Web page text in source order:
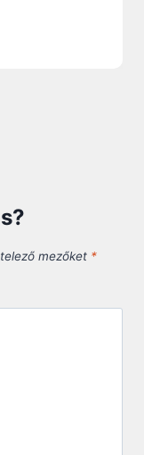
mezőket *